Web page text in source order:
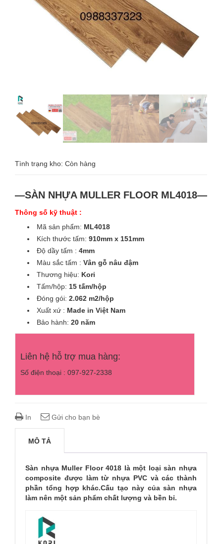
Tình trạng kho: Còn hàng
—SÀN NHỰA MULLER FLOOR ML4018—
Thông số kỹ thuật :
Mã sản phẩm: ML4018
Kích thước tấm: 910mm x 151mm
Độ dầy tấm : 4mm
Màu sắc tấm : Vân gỗ nâu đậm
Thương hiệu: Kori
Tấm/hộp: 15 tấm/hộp
Đóng gói: 2.062 m2/hộp
Xuất xứ : Made in Việt Nam
Bảo hành: 20 năm
Liên hệ hỗ trợ mua hàng:
Số điện thoại : 097-927-2338
In Gửi cho bạn bè
MÔ TẢ
Sàn nhựa Muller Floor 4018 là một loại sàn nhựa
composite được làm từ nhựa PVC và các thành
phần tổng hợp khác.Cấu tạo này của sàn nhựa
làm nên một sản phẩm chất lượng và bền bỉ.